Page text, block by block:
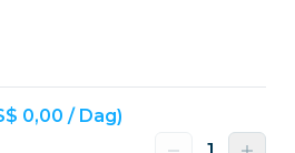
0,00 / Dag)